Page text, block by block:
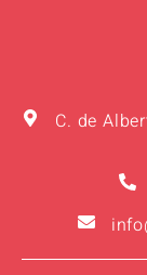
C. de